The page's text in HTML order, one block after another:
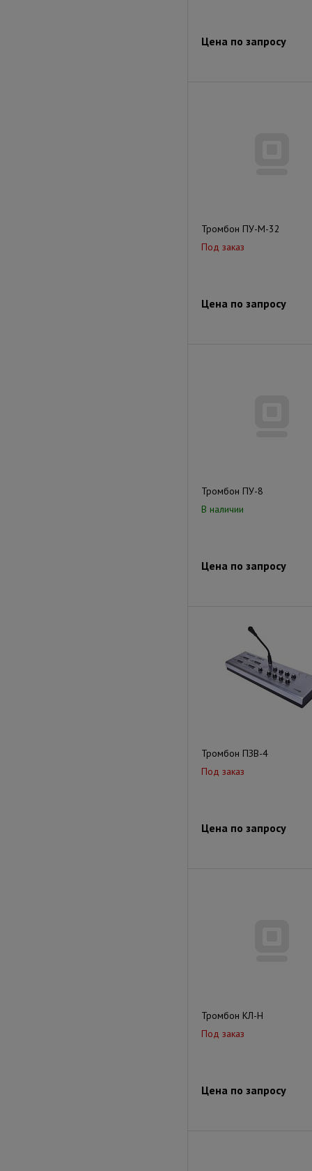
Цена по запросу
Тромбон ПУ-М-32
Под заказ
Цена по запросу
Тромбон ПУ-8
В наличии
Цена по запросу
Тромбон ПЗВ-4
Под заказ
Цена по запросу
Тромбон КЛ-Н
Под заказ
Цена по запросу